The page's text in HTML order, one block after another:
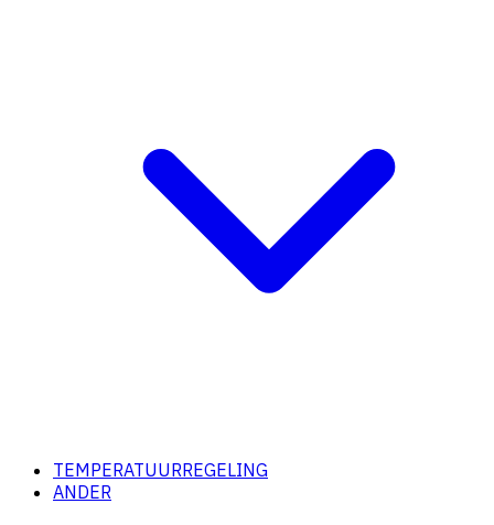
TEMPERATUURREGELING
ANDER